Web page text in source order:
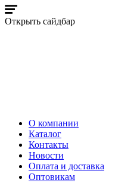
Открыть сайдбар
О компании
Каталог
Контакты
Новости
Оплата и доставка
Оптовикам